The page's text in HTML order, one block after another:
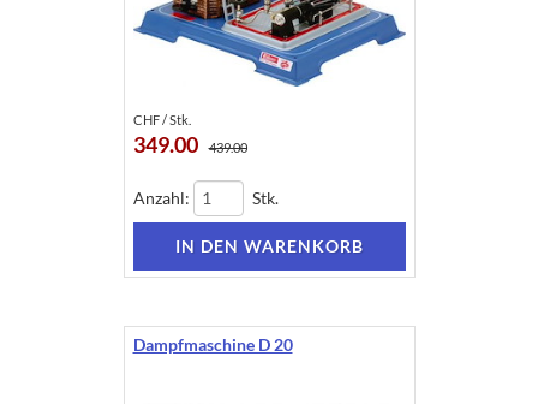
CHF / Stk.
349.00 439.00
Anzahl: Stk.
Dampfmaschine D 20